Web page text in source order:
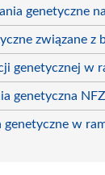
genetyczne
związane z
genetycznej w
genetyczna
genetyczne w